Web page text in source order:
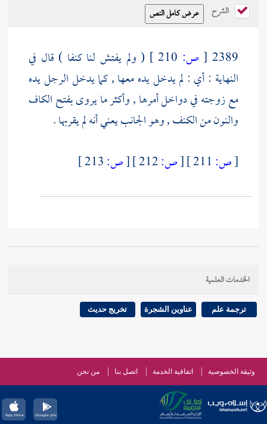
الشرح
2389
[ ص:
( ولم يفتش لنا كنفا ) قال في
النهاية : أي : لم يدخل يده معها , كما يدخل الرجل يده
مع زوجته في دواخل أمرها , وأكثر ما يروى بفتح الكاف
والنون من الكنف , وهو الجانب يعني أنه لم يقربها .
[ص: [ص: [ص:
الخدمات العلمية
ترجمة علم عناوين الشجرة تخريج حديث
وثيقة الخصوصية اتفاقية الخدمة اتصل بنا من نحن